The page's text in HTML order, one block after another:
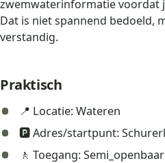
zwemwaterinformatie voordat
Dat is niet spannend bedoeld,
verstandig.
Praktisch
📍 Locatie: Wateren
🅿️ Adres/startpunt:
🚶 Toegang: